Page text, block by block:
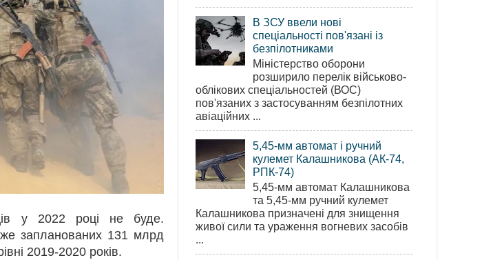
у 2022 році не буде.
запланованих 131 млрд
2019-2020 років.
В ЗСУ ввели нові
спеціальності пов'язані із
безпілотниками
Міністерство оборони
розширило перелік військово-
облікових спеціальностей (ВОС)
пов'язаних з застосуванням безпілотних
авіаційних ...
5,45-мм автомат і ручний
кулемет Калашникова (АК-74,
РПК-74)
5,45-мм автомат Калашникова
та 5,45-мм ручний кулемет
Калашникова призначені для знищення
живої сили та ураження вогневих засобів
...